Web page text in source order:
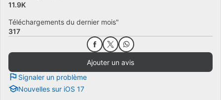
11.9K
Téléchargements du dernier mois"
317
Ajouter un avis
Signaler un problème
Nouvelles sur iOS 17